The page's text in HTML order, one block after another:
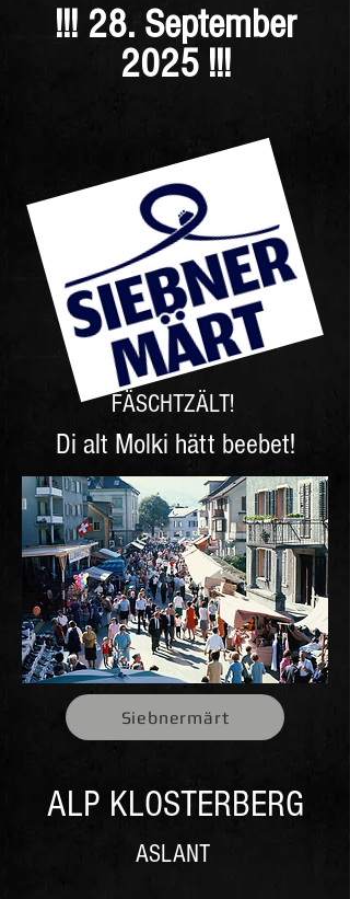
!!! 28. September
2025 !!!
FÄSCHTZÄLT!
Di alt Molki hätt beebet!
Siebnermärt
ALP KLOSTERBERG
ASLANT